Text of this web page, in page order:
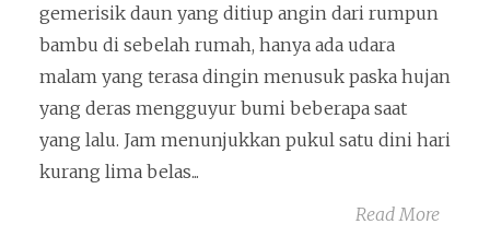
gemerisik daun yang ditiup angin dari rumpun
bambu di sebelah rumah, hanya ada udara
malam yang terasa dingin menusuk paska hujan
yang deras mengguyur bumi beberapa saat
yang lalu. Jam menunjukkan pukul satu dini hari
kurang lima belas...
Read More